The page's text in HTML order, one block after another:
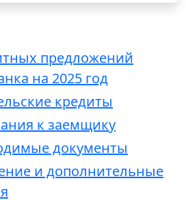
предложений
на 2025 год
кредиты
к заемщику
документы
и дополнительные